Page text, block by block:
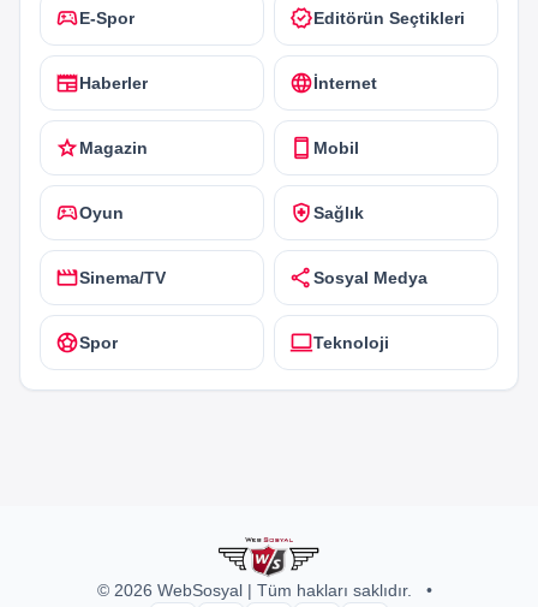
sports_esportsE-Spor verifiedEditörün Seçtikleri
newspaperHaberler languageİnternet
starMagazin smartphone Mobil
sports_esportsOyun health_and_safetySağlık
movieSinema/TV shareSosyal Medya
sports_soccerSpor computerTeknoloji
© 2026 WebSosyal | Tüm hakları saklıdır. •